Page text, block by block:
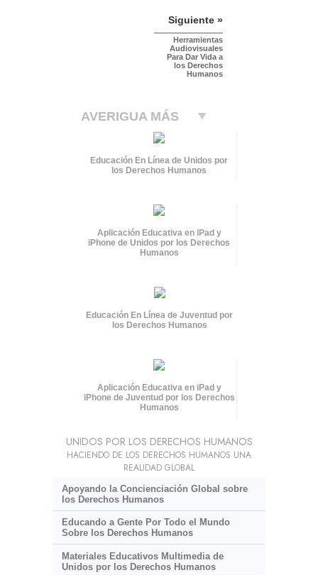
Siguiente »
Herramientas
Audiovisuales
Para Dar Vida a
los Derechos
Humanos
AVERIGUA MÁS
Educación En Línea de Unidos por
los Derechos Humanos
Aplicación Educativa en iPad y
iPhone de Unidos por los Derechos
Humanos
Educación En Línea de Juventud por
los Derechos Humanos
Aplicación Educativa en iPad y
iPhone de Juventud por los Derechos
Humanos
UNIDOS POR LOS DERECHOS HUMANOS
HACIENDO DE LOS DERECHOS HUMANOS UNA
REALIDAD GLOBAL
Apoyando la Concienciación Global sobre
los Derechos Humanos
Educando a Gente Por Todo el Mundo
Sobre los Derechos Humanos
Materiales Educativos Multimedia de
Unidos por los Derechos Humanos